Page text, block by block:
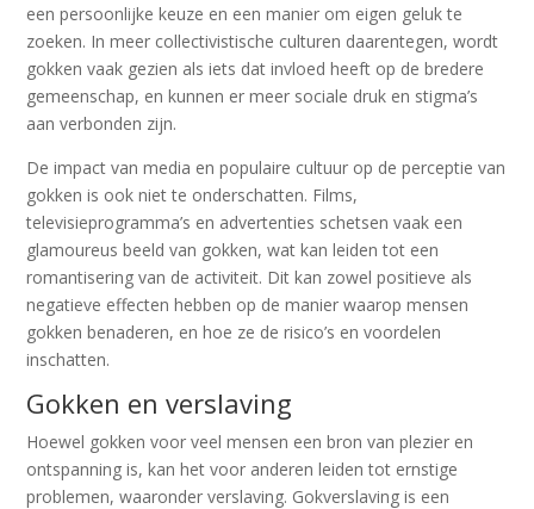
een persoonlijke keuze en een manier om eigen geluk te
zoeken. In meer collectivistische culturen daarentegen, wordt
gokken vaak gezien als iets dat invloed heeft op de bredere
gemeenschap, en kunnen er meer sociale druk en stigma’s
aan verbonden zijn.
De impact van media en populaire cultuur op de perceptie van
gokken is ook niet te onderschatten. Films,
televisieprogramma’s en advertenties schetsen vaak een
glamoureus beeld van gokken, wat kan leiden tot een
romantisering van de activiteit. Dit kan zowel positieve als
negatieve effecten hebben op de manier waarop mensen
gokken benaderen, en hoe ze de risico’s en voordelen
inschatten.
Gokken en verslaving
Hoewel gokken voor veel mensen een bron van plezier en
ontspanning is, kan het voor anderen leiden tot ernstige
problemen, waaronder verslaving. Gokverslaving is een